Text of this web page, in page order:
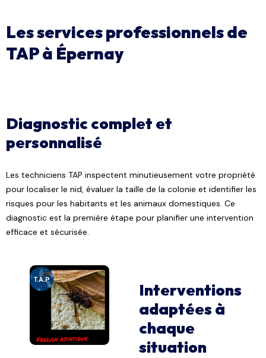
Les services professionnels de
TAP à Épernay
Diagnostic complet et
personnalisé
Les techniciens TAP inspectent minutieusement votre propriété
pour localiser le nid, évaluer la taille de la colonie et identifier les
risques pour les habitants et les animaux domestiques. Ce
diagnostic est la première étape pour planifier une intervention
efficace et sécurisée.
Interventions
adaptées à
chaque
situation